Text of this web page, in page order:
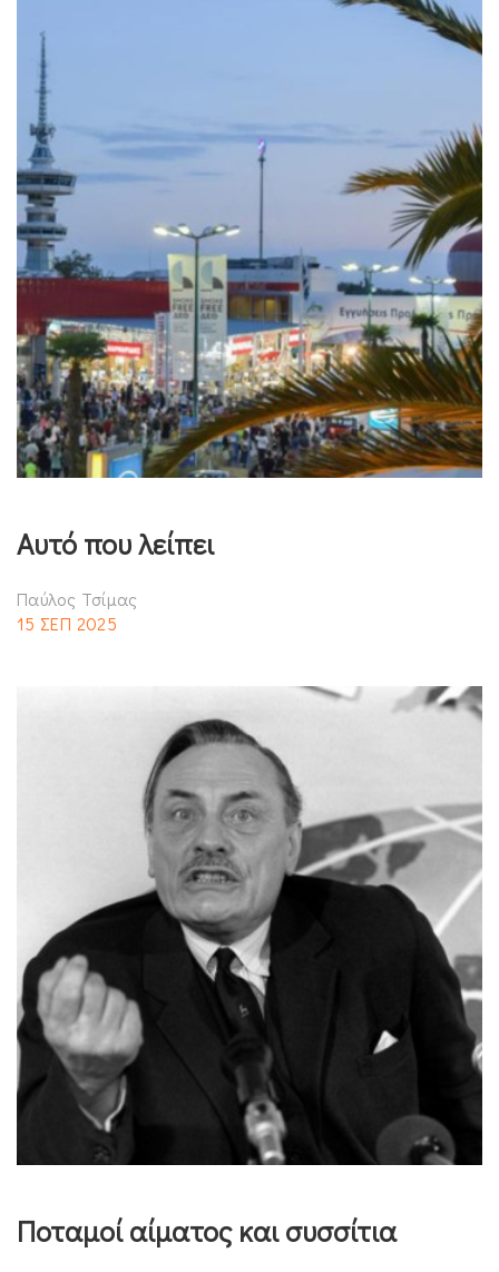
Αυτό που λείπει
Παύλος Τσίμας
15 ΣΕΠ 2025
Ποταμοί αίματος και συσσίτια